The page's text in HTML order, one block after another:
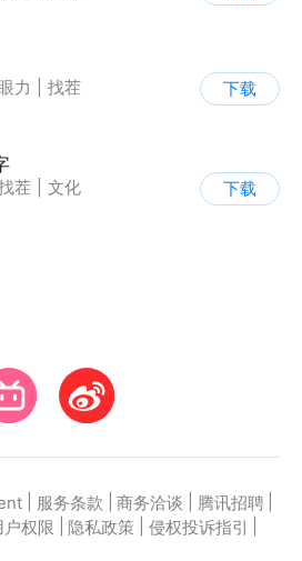
眼力
找茬
下载
茬
文化
下载
服务条款 商务洽谈 腾讯招聘
户权限 隐私政策 侵权投诉指引